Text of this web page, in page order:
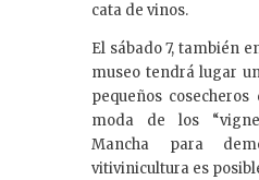
cata de vinos.
El sábado 7, también
museo tendrá lugar
pequeños
moda de los
Mancha para
vitivinicultura es